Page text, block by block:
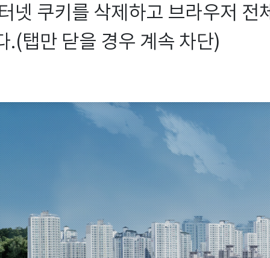
넷 쿠키를 삭제하고 브라우저 전
.(탭만 닫을 경우 계속 차단)